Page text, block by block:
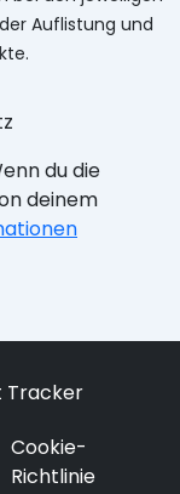
Auflistung und
du die
deinem
Tracker
Cookie-
Richtlinie